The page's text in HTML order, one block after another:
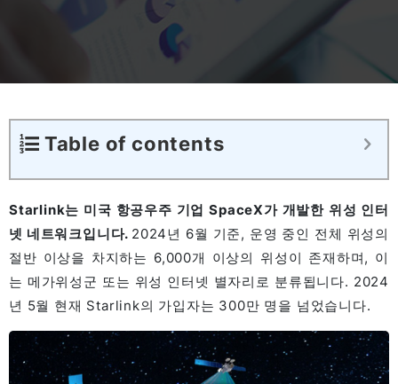
Table of contents
Starlink는 미국 항공우주 기업 SpaceX가 개발한 위성 인터
넷 네트워크입니다. 2024년 6월 기준, 운영 중인 전체 위성의
절반 이상을 차지하는 6,000개 이상의 위성이 존재하며, 이
는 메가위성군 또는 위성 인터넷 별자리로 분류됩니다. 2024
년 5월 현재 Starlink의 가입자는 300만 명을 넘었습니다.